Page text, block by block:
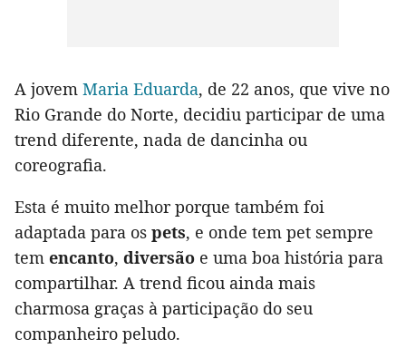
A jovem Maria Eduarda, de 22 anos, que vive no
Rio Grande do Norte, decidiu participar de uma
trend diferente, nada de dancinha ou
coreografia.
Esta é muito melhor porque também foi
adaptada para os pets, e onde tem pet sempre
tem encanto, diversão e uma boa história para
compartilhar. A trend ficou ainda mais
charmosa graças à participação do seu
companheiro peludo.